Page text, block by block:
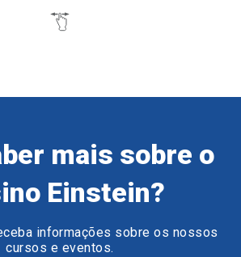
mais sobre o
Einstein?
informações sobre os nossos
cursos e eventos.